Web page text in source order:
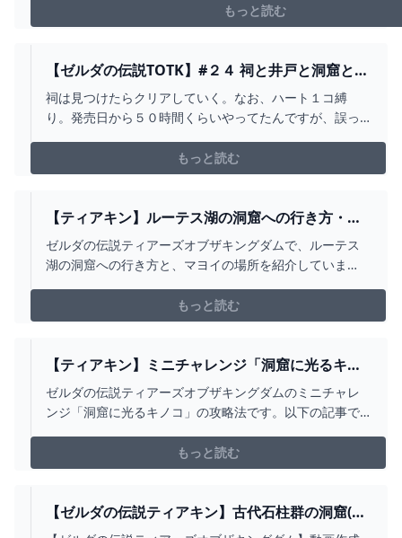
【https://muuu.com/videos/5f3e64aeeb8d99ea】X(Twitter)
【https://twitter.com/mi...
もっと読む
【ゼルダの伝説TOTK】#２４ 祠と井戸と洞窟と。
のんびり実況 ～ハイラル平原鳥望台エリア～ -
YOUTUBE
祠は見つけたらクリアしていく。なお、ハート１コ縛
り。発売日から５０時間くらいやってたんですが、誤っ
リアを目指します。ゼルダの伝説ブレスオブザワイルド
の続編！楽しみながらのんびり進めていきたいと思いま
します！...
もっと読む
【ティアキン】ルーテス湖の洞窟への行き方・マ
ヨイの場所【ゼルダの伝説】 - YOUTUBE
ゼルダの伝説ティアーズオブザキングダムで、ルーテス
湖の洞窟への行き方と、マヨイの場所を紹介していま
https://gamepedia.jp/zelda-totk/spots/19741
もっと読む
【ティアキン】ミニチャレンジ「洞窟に光るキノ
コ」 攻略【ゼルダの伝説】 - YOUTUBE
ゼルダの伝説ティアーズオブザキングダムのミニチャレ
ンジ「洞窟に光るキノコ」の攻略法です。以下の記事で
https://gamepedia.jp/zelda-totk/challenges/9569
もっと読む
【ゼルダの伝説ティアキン】古代石柱群の洞窟(マ
ヨイ） - YOUTUBE